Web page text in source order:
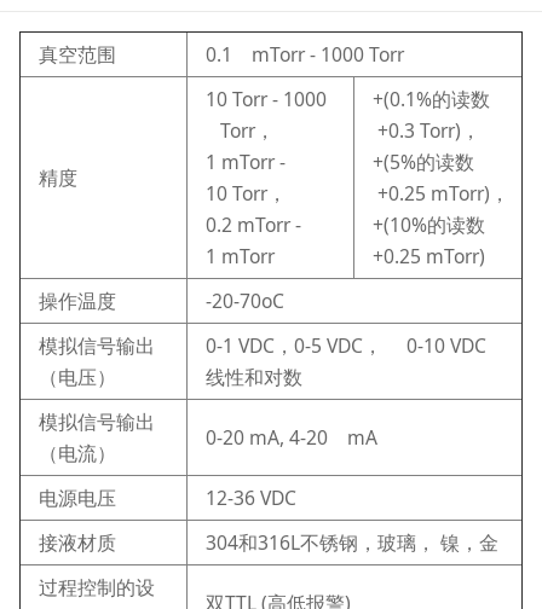
真空范围 0.1 mTorr - 1000 Torr
精度
10 Torr - 1000
Torr，
1 mTorr -
10 Torr，
0.2 mTorr -
1 mTorr
+(0.1%的读数
+0.3 Torr)，
+(5%的读数
+0.25 mTorr)，
+(10%的读数
+0.25 mTorr)
操作温度
-20-70oC
模拟信号输出
（电压）
0-1 VDC，0-5 VDC， 0-10 VDC
线性和对数
模拟信号输出
（电流）
0-20 mA, 4-20 mA
电源电压
12-36 VDC
接液材质
304和316L不锈钢，玻璃， 镍，金
过程控制的设
双TTL (高低报警)